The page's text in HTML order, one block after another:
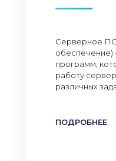
Серверное
обеспечение)
программ,
работу
различных
ПОДРОБНЕЕ